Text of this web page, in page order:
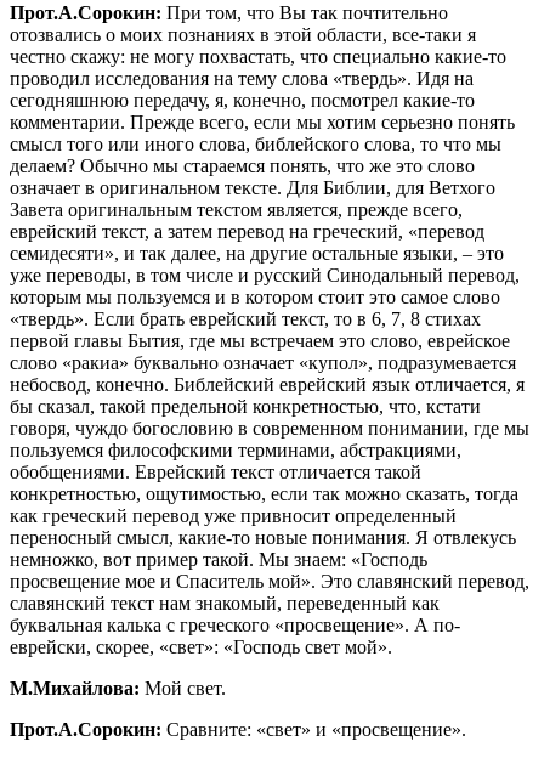
Прот.А.Сорокин: При том, что Вы так почтительно
отозвались о моих познаниях в этой области, все-таки я
честно скажу: не могу похвастать, что специально какие-то
проводил исследования на тему слова «твердь». Идя на
сегодняшнюю передачу, я, конечно, посмотрел какие-то
комментарии. Прежде всего, если мы хотим серьезно понять
смысл того или иного слова, библейского слова, то что мы
делаем? Обычно мы стараемся понять, что же это слово
означает в оригинальном тексте. Для Библии, для Ветхого
Завета оригинальным текстом является, прежде всего,
еврейский текст, а затем перевод на греческий, «перевод
семидесяти», и так далее, на другие остальные языки, – это
уже переводы, в том числе и русский Синодальный перевод,
которым мы пользуемся и в котором стоит это самое слово
«твердь». Если брать еврейский текст, то в 6, 7, 8 стихах
первой главы Бытия, где мы встречаем это слово, еврейское
слово «ракиа» буквально означает «купол», подразумевается
небосвод, конечно. Библейский еврейский язык отличается, я
бы сказал, такой предельной конкретностью, что, кстати
говоря, чуждо богословию в современном понимании, где мы
пользуемся философскими терминами, абстракциями,
обобщениями. Еврейский текст отличается такой
конкретностью, ощутимостью, если так можно сказать, тогда
как греческий перевод уже привносит определенный
переносный смысл, какие-то новые понимания. Я отвлекусь
немножко, вот пример такой. Мы знаем: «Господь
просвещение мое и Спаситель мой». Это славянский перевод,
славянский текст нам знакомый, переведенный как
буквальная калька с греческого «просвещение». А по-
еврейски, скорее, «свет»: «Господь свет мой».
М.Михайлова: Мой свет.
Прот.А.Сорокин: Сравните: «свет» и «просвещение».